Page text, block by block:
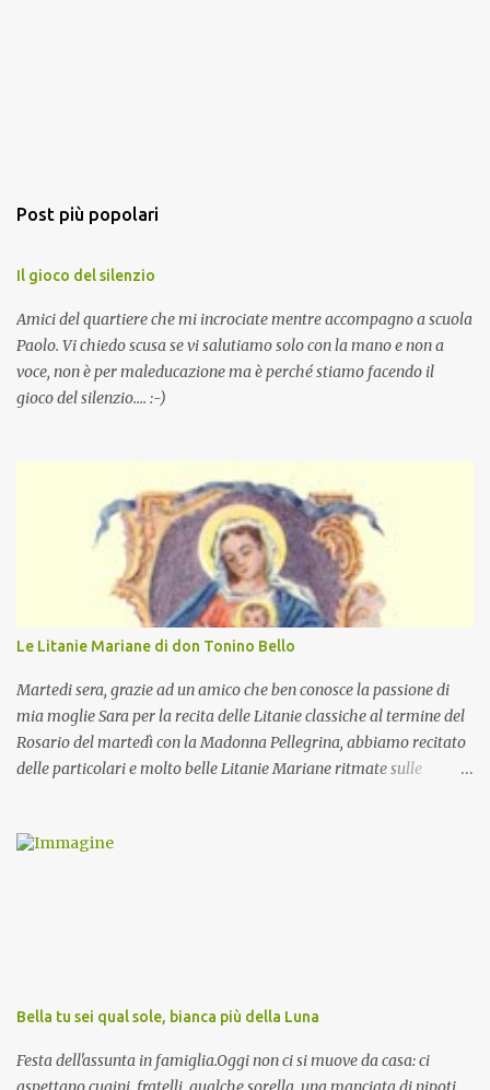
Post più popolari
Il gioco del silenzio
Amici del quartiere che mi incrociate mentre accompagno a scuola
Paolo. Vi chiedo scusa se vi salutiamo solo con la mano e non a
voce, non è per maleducazione ma è perché stiamo facendo il
gioco del silenzio.... :-)
Le Litanie Mariane di don Tonino Bello
Martedi sera, grazie ad un amico che ben conosce la passione di
mia moglie Sara per la recita delle Litanie classiche al termine del
Rosario del martedì con la Madonna Pellegrina, abbiamo recitato
delle particolari e molto belle Litanie Mariane ritmate sulle
preghiera.
Bella tu sei qual sole, bianca più della Luna
Festa dell'assunta in famiglia.Oggi non ci si muove da casa: ci